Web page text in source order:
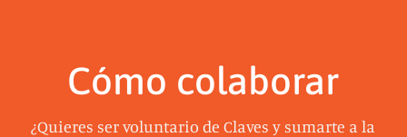
Cómo colaborar
¿Quieres ser voluntario de Claves y sumarte a la